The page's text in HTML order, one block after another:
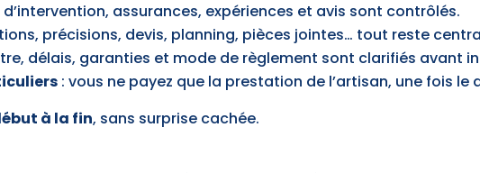
d’intervention, assurances, expériences et avis sont contrôlés.
précisions, devis, planning, pièces jointes… tout reste
délais, garanties et mode de règlement sont clarifiés avant
: vous ne payez que la prestation de l’artisan, une fois le
à la fin, sans surprise cachée.